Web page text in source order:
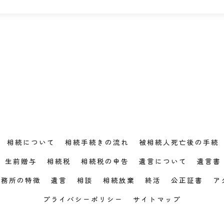
相続について 相続手続きの流れ 被相続人死亡後の手続
生前贈与
相続税 相続税の申告 遺言について 遺言書
所の特徴
遺言 相談 相続放棄 終活 公正証書 ア
プライバシーポリシー
サイトマップ